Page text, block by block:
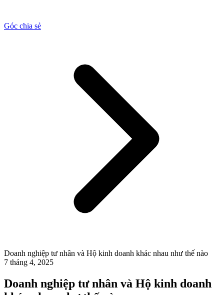
Góc chia sẻ
Doanh nghiệp tư nhân và Hộ kinh doanh khác nhau như thế nào
7 tháng 4, 2025
Doanh nghiệp tư nhân và Hộ kinh doanh